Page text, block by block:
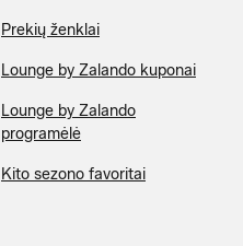
Prekių ženklai
Lounge by Zalando kuponai
Lounge by Zalando
programėlė
Kito sezono favoritai